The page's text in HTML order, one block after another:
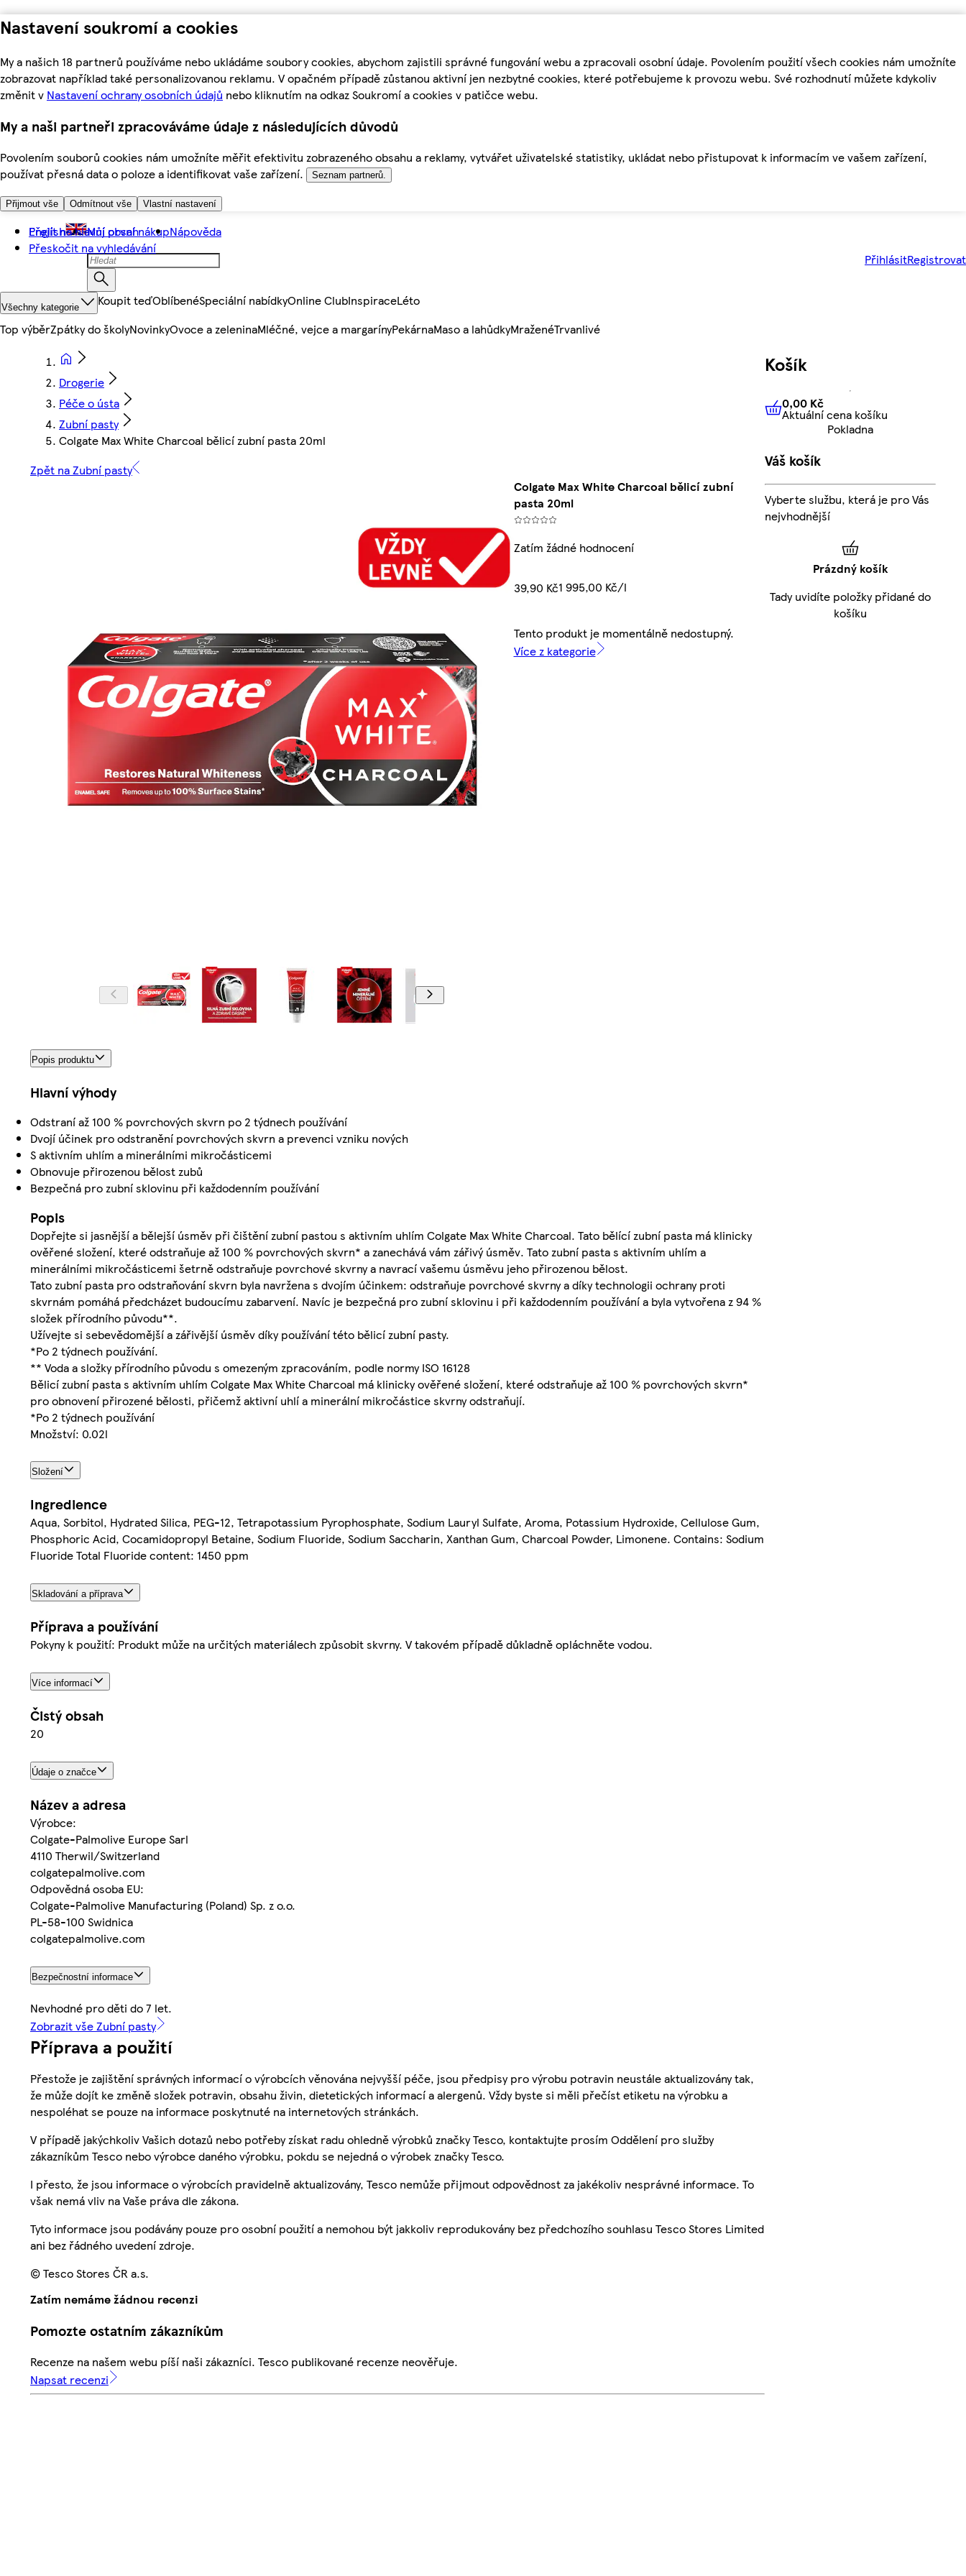
Nastavení soukromí a cookies
My a našich 18 partnerů používáme nebo ukládáme soubory cookies, abychom zajistili správné fungování webu a zpracovali osobní údaje. Povolením použití všech cookies nám umožníte
zobrazovat například také personalizovanou reklamu. V opačném případě zůstanou aktivní jen nezbytné cookies, které potřebujeme k provozu webu. Své rozhodnutí můžete kdykoliv
změnit v Nastavení ochrany osobních údajů nebo kliknutím na odkaz Soukromí a cookies v patičce webu.
My a naši partneři zpracováváme údaje z následujících důvodů
Povolením souborů cookies nám umožníte měřit efektivitu zobrazeného obsahu a reklamy, vytvářet uživatelské statistiky, ukládat nebo přistupovat k informacím ve vašem zařízení,
používat přesná data o poloze a identifikovat vaše zařízení.
Seznam partnerů.
Přijmout vše Odmítnout vše Vlastní nastavení
Přejít na hlavní obsah
Přeskočit na vyhledávání
English Můj první nákupNápověda
PřihlásitRegistrovat
Všechny kategorie Koupit teďOblíbenéSpeciální nabídkyOnline ClubInspiraceLéto
Top výběrZpátky do školyNovinkyOvoce a zeleninaMléčné, vejce a margarínyPekárnaMaso a lahůdkyMraženéTrvanlivé
Drogerie
Péče o ústa
Zubní pasty
Colgate Max White Charcoal bělicí zubní pasta 20ml
Zpět na Zubní pasty
Colgate Max White Charcoal bělicí zubní
pasta 20ml
Zatím žádné hodnocení
39,90 Kč1 995,00 Kč/l
Tento produkt je momentálně nedostupný.
Více z kategorie
Popis produktu
Hlavní výhody
Odstraní až 100 % povrchových skvrn po 2 týdnech používání
Dvojí účinek pro odstranění povrchových skvrn a prevenci vzniku nových
S aktivním uhlím a minerálními mikročásticemi
Obnovuje přirozenou bělost zubů
Bezpečná pro zubní sklovinu při každodenním používání
Popis
Dopřejte si jasnější a bělejší úsměv při čištění zubní pastou s aktivním uhlím Colgate Max White Charcoal. Tato bělící zubní pasta má klinicky
ověřené složení, které odstraňuje až 100 % povrchových skvrn* a zanechává vám zářivý úsměv. Tato zubní pasta s aktivním uhlím a
minerálními mikročásticemi šetrně odstraňuje povrchové skvrny a navrací vašemu úsměvu jeho přirozenou bělost.
Tato zubní pasta pro odstraňování skvrn byla navržena s dvojím účinkem: odstraňuje povrchové skvrny a díky technologii ochrany proti
skvrnám pomáhá předcházet budoucímu zabarvení. Navíc je bezpečná pro zubní sklovinu i při každodenním používání a byla vytvořena z 94 %
složek přírodního původu**.
Užívejte si sebevědomější a zářivější úsměv díky používání této bělicí zubní pasty.
*Po 2 týdnech používání.
** Voda a složky přírodního původu s omezeným zpracováním, podle normy ISO 16128
Bělicí zubní pasta s aktivním uhlím Colgate Max White Charcoal má klinicky ověřené složení, které odstraňuje až 100 % povrchových skvrn*
pro obnovení přirozené bělosti, přičemž aktivní uhlí a minerální mikročástice skvrny odstraňují.
*Po 2 týdnech používání
Množství: 0.02l
Složení
Ingredience
Aqua, Sorbitol, Hydrated Silica, PEG-12, Tetrapotassium Pyrophosphate, Sodium Lauryl Sulfate, Aroma, Potassium Hydroxide, Cellulose Gum,
Phosphoric Acid, Cocamidopropyl Betaine, Sodium Fluoride, Sodium Saccharin, Xanthan Gum, Charcoal Powder, Limonene. Contains: Sodium
Fluoride Total Fluoride content: 1450 ppm
Skladování a příprava
Příprava a používání
Pokyny k použití: Produkt může na určitých materiálech způsobit skvrny. V takovém případě důkladně opláchněte vodou.
Více informací
Čistý obsah
20
Údaje o značce
Název a adresa
Výrobce:
Colgate-Palmolive Europe Sarl
4110 Therwil/Switzerland
colgatepalmolive.com
Odpovědná osoba EU:
Colgate-Palmolive Manufacturing (Poland) Sp. z o.o.
PL-58-100 Swidnica
colgatepalmolive.com
Bezpečnostní informace
Nevhodné pro děti do 7 let.
Zobrazit vše Zubní pasty
Příprava a použití
Přestože je zajištění správných informací o výrobcích věnována nejvyšší péče, jsou předpisy pro výrobu potravin neustále aktualizovány tak,
že může dojít ke změně složek potravin, obsahu živin, dietetických informací a alergenů. Vždy byste si měli přečíst etiketu na výrobku a
nespoléhat se pouze na informace poskytnuté na internetových stránkách.
V případě jakýchkoliv Vašich dotazů nebo potřeby získat radu ohledně výrobků značky Tesco, kontaktujte prosím Oddělení pro služby
zákazníkům Tesco nebo výrobce daného výrobku, pokdu se nejedná o výrobek značky Tesco.
I přesto, že jsou informace o výrobcích pravidelně aktualizovány, Tesco nemůže přijmout odpovědnost za jakékoliv nesprávné informace. To
však nemá vliv na Vaše práva dle zákona.
Tyto informace jsou podávány pouze pro osobní použití a nemohou být jakkoliv reprodukovány bez předchozího souhlasu Tesco Stores Limited
ani bez řádného uvedení zdroje.
© Tesco Stores ČR a.s.
Zatím nemáme žádnou recenzi
Pomozte ostatním zákazníkům
Recenze na našem webu píší naši zákazníci. Tesco publikované recenze neověřuje.
Napsat recenzi
Košík
0,00 KčAktuální cena košíku
0,00 Kč
Aktuální cena košíku
Pokladna
Váš košík
Vyberte službu, která je pro Vás
nejvhodnější
Prázdný košík
Tady uvidíte položky přidané do
košíku